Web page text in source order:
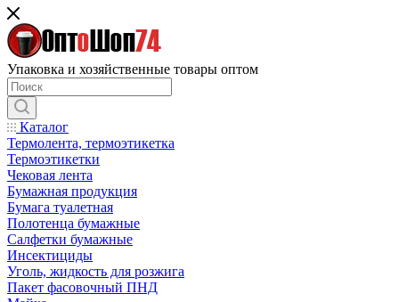
Упаковка и хозяйственные товары оптом
Каталог
Термолента, термоэтикетка
Термоэтикетки
Чековая лента
Бумажная продукция
Бумага туалетная
Полотенца бумажные
Салфетки бумажные
Инсектициды
Уголь, жидкость для розжига
Пакет фасовочный ПНД